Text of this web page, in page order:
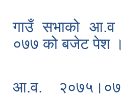
गाउँ सभाको आ.व
०७७ को बजेट पेश ।
आ.व.